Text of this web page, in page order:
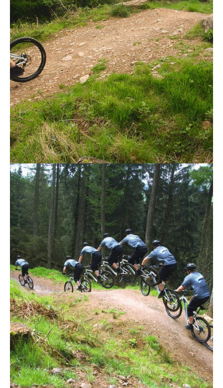
Actualités
Technologies
Tests de produits
Conseils
Tendances
Tous nos articles
À propos